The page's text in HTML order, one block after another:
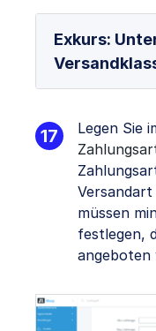
Exkurs:
Legen Sie
müssen
festlegen,
angeboten